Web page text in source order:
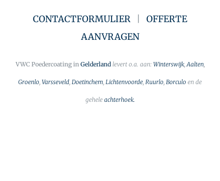
CONTACTFORMULIER
OFFERTE
AANVRAGEN
VWC Poedercoating in Gelderland levert o.a. aan: Winterswijk,Aalten,
Groenlo, Varsseveld, Doetinchem, Lichtenvoorde, Ruurlo, Borculo en de
geheleachterhoek.